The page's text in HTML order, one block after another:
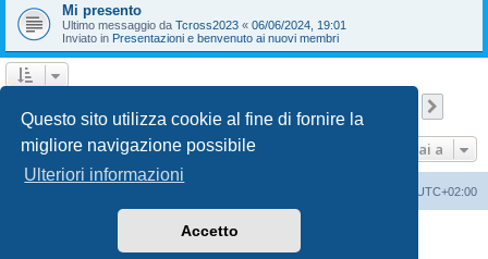
Questo sito utilizza cookie al fine di fornire la
migliore navigazione possibile
Ulteriori informazioni
Accetto
Mi presento
Ultimo messaggio da Tcross2023 « 06/06/2024, 19:01
Inviato in Presentazioni e benvenuto ai nuovi membri
Vai a
UTC+02:00
phpBB® Forum Software © phpBB Limited
phpBB-Italia.it